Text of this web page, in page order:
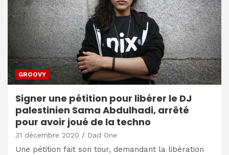
GROOVY
Signer une pétition pour libérer le DJ
palestinien Sama Abdulhadi, arrêté
pour avoir joué de la techno
31 décembre 2020 Dad One
Une pétition fait son tour, demandant la libération